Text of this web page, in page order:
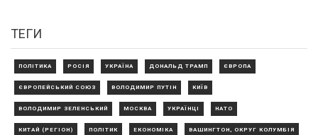
ТЕГИ
ПОЛІТИКА РОСІЯ УКРАЇНА ДОНАЛЬД ТРАМП ЄВРОПА
ЄВРОПЕЙСЬКИЙ СОЮЗ ВОЛОДИМИР ПУТІН КИЇВ
ВОЛОДИМИР ЗЕЛЕНСЬКИЙ МОСКВА УКРАЇНЦІ НАТО
КИТАЙ (РЕГІОН) ПОЛІТИК ЕКОНОМІКА ВАШИНГТОН, ОКРУГ КОЛУМБІЯ